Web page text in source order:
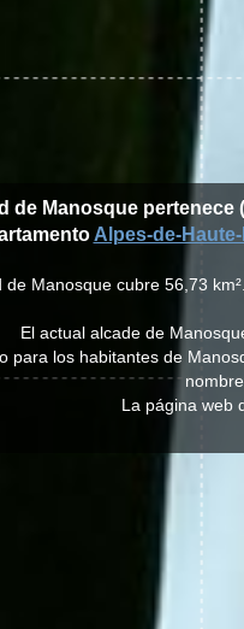
de Manosque pertenece
Alpes-de-
de Manosque cubre 56,73
El actual alcade de
para los habitantes de
La página web